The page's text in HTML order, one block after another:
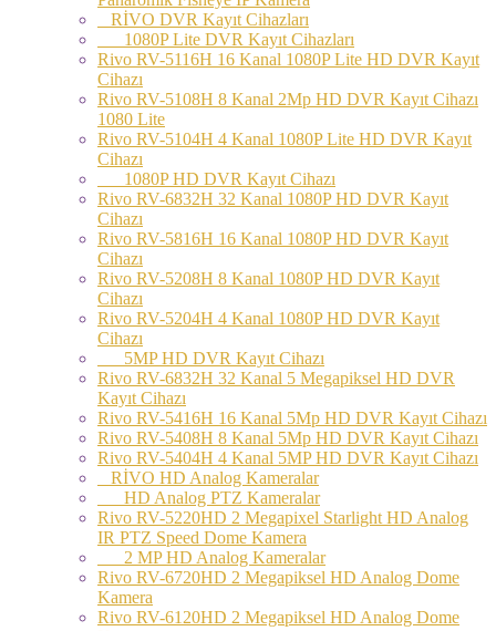
RİVO DVR Kayıt Cihazları
1080P Lite DVR Kayıt Cihazları
Rivo RV-5116H 16 Kanal 1080P Lite HD DVR Kayıt
Cihazı
Rivo RV-5108H 8 Kanal 2Mp HD DVR Kayıt Cihazı
1080 Lite
Rivo RV-5104H 4 Kanal 1080P Lite HD DVR Kayıt
Cihazı
1080P HD DVR Kayıt Cihazı
Rivo RV-6832H 32 Kanal 1080P HD DVR Kayıt
Cihazı
Rivo RV-5816H 16 Kanal 1080P HD DVR Kayıt
Cihazı
Rivo RV-5208H 8 Kanal 1080P HD DVR Kayıt
Cihazı
Rivo RV-5204H 4 Kanal 1080P HD DVR Kayıt
Cihazı
5MP HD DVR Kayıt Cihazı
Rivo RV-6832H 32 Kanal 5 Megapiksel HD DVR
Kayıt Cihazı
Rivo RV-5416H 16 Kanal 5Mp HD DVR Kayıt Cihazı
Rivo RV-5408H 8 Kanal 5Mp HD DVR Kayıt Cihazı
Rivo RV-5404H 4 Kanal 5MP HD DVR Kayıt Cihazı
RİVO HD Analog Kameralar
HD Analog PTZ Kameralar
Rivo RV-5220HD 2 Megapixel Starlight HD Analog
IR PTZ Speed Dome Kamera
2 MP HD Analog Kameralar
Rivo RV-6720HD 2 Megapiksel HD Analog Dome
Kamera
Rivo RV-6120HD 2 Megapiksel HD Analog Dome